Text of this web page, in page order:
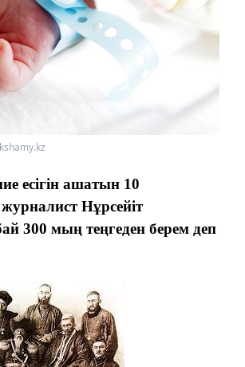
есігін ашатын 10
Нұрсейіт
300 мың теңгеден берем деп